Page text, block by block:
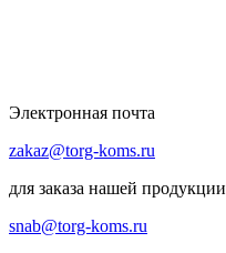
Электронная почта
zakaz@torg-koms.ru
для заказа нашей продукции
snab@torg-koms.ru